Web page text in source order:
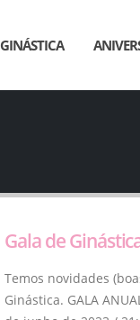
GINÁSTICA
Gala de
Temos novidades
Ginástica. GALA